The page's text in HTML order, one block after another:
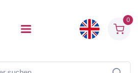
0